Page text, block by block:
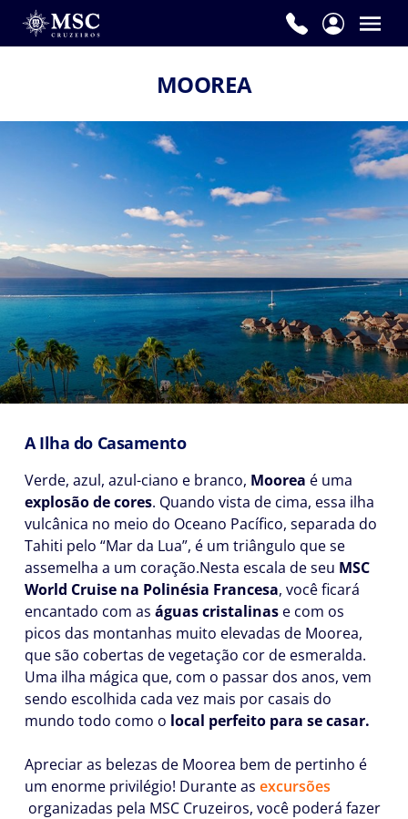
MOOREA
A Ilha do Casamento
Verde, azul, azul-ciano e branco, Moorea é uma
explosão de cores. Quando vista de cima, essa ilha
vulcânica no meio do Oceano Pacífico, separada do
Tahiti pelo “Mar da Lua”, é um triângulo que se
assemelha a um coração.Nesta escala de seu MSC
World Cruise na Polinésia Francesa, você ficará
encantado com as águas cristalinas e com os
picos das montanhas muito elevadas de Moorea,
que são cobertas de vegetação cor de esmeralda.
Uma ilha mágica que, com o passar dos anos, vem
sendo escolhida cada vez mais por casais do
mundo todo como o local perfeito para se casar.
Apreciar as belezas de Moorea bem de pertinho é
um enorme privilégio! Durante as excursões
organizadas pela MSC Cruzeiros, você poderá fazer